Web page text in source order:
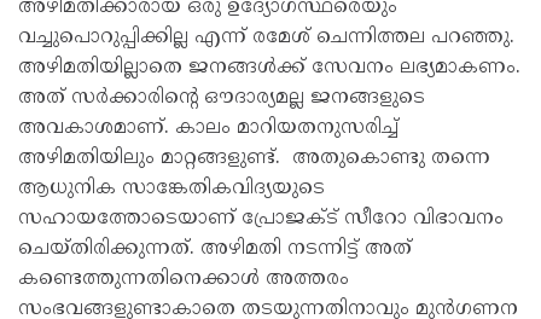
അഴിമതിക്കാരായ ഒരു ഉദ്യോഗസ്ഥരെയും
വച്ചുപൊറുപ്പിക്കില്ല എന്ന് രമേശ് ചെന്നിത്തല പറഞ്ഞു.
അഴിമതിയില്ലാതെ ജനങ്ങൾക്ക്‌ സേവനം ലഭ്യമാകണം.
അത്‌ സർക്കാരിന്റെ ഔദാര്യമല്ല ജനങ്ങളുടെ
അവകാശമാണ്‌. കാലം മാറിയതനുസരിച്ച്‌
അഴിമതിയിലും മാറ്റങ്ങളുണ്ട്‌. അതുകൊണ്ടു തന്നെ
ആധുനിക സാങ്കേതികവിദ്യയുടെ
സഹായത്തോടെയാണ് പ്രോജക്‌ട്‌ സീറോ വിഭാവനം
ചെയ്തിരിക്കുന്നത്. അഴിമതി നടന്നിട്ട്‌ അത്‌
കണ്ടെത്തുന്നതിനെക്കാൾ അത്തരം
സംഭവങ്ങളുണ്ടാകാതെ തടയുന്നതിനാവും മുൻഗണന